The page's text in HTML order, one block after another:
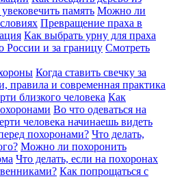
память Можно ли
Превращение праха в
Как выбрать урну для праха
России и за границу Смотреть
Когда ставить свечку за
правила и современная практика
близкого человека Как
Во что одеваться на
человека начинаешь видеть
похоронами? Что делать,
Можно ли похоронить
Что делать, если на похоронах
Как попрощаться с